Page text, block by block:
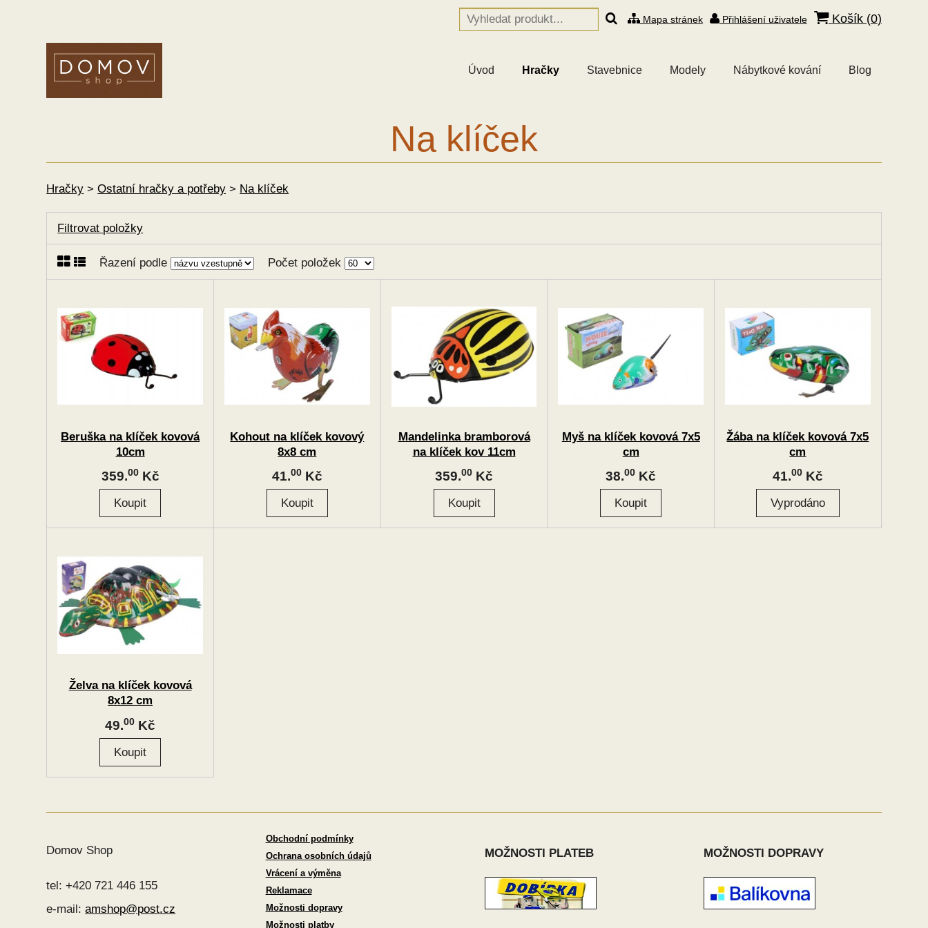
Mapa stránek Přihlášení uživatele Košík (0)
Úvod Hračky Stavebnice Modely Nábytkové kování Blog
Na klíček
Hračky > Ostatní hračky a potřeby > Na klíček
Filtrovat položky
Řazení podle Počet položek
Beruška na klíček kovová
10cm
359.00Kč
Kohout na klíček kovový
8x8 cm
41.00Kč
Mandelinka bramborová
na klíček kov 11cm
359.00 Kč
Myš na klíček kovová 7x5
cm
38.00 Kč
Žába na klíček kovová 7x5
cm
41.00Kč
Želva na klíček kovová
8x12 cm
49.00 Kč
Domov Shop
tel: +420 721 446 155
e-mail:amshop@post.cz
Obchodní podmínky
Ochrana osobních údajů
Vrácení a výměna
Reklamace
Možnosti dopravy
Možnosti platby
MOŽNOSTI PLATEB MOŽNOSTI DOPRAVY